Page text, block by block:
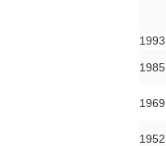
1993
1985
1969
1952